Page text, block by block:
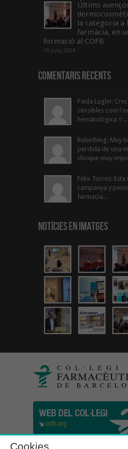
Últims
la categoria a
farmàcia, en
formació al COFB
18 juny 2024
Comentaris Recents
Paula Luglin:
sensibles com
hematològica s'...
Rebirthing: Muy
perdida de una
choque muy
Felix Torres:
campanya y
farmacia...
Notícies en Imatges
Cookies